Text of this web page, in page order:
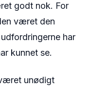
godt nok. For
været den
har
kunnet se.
unødigt